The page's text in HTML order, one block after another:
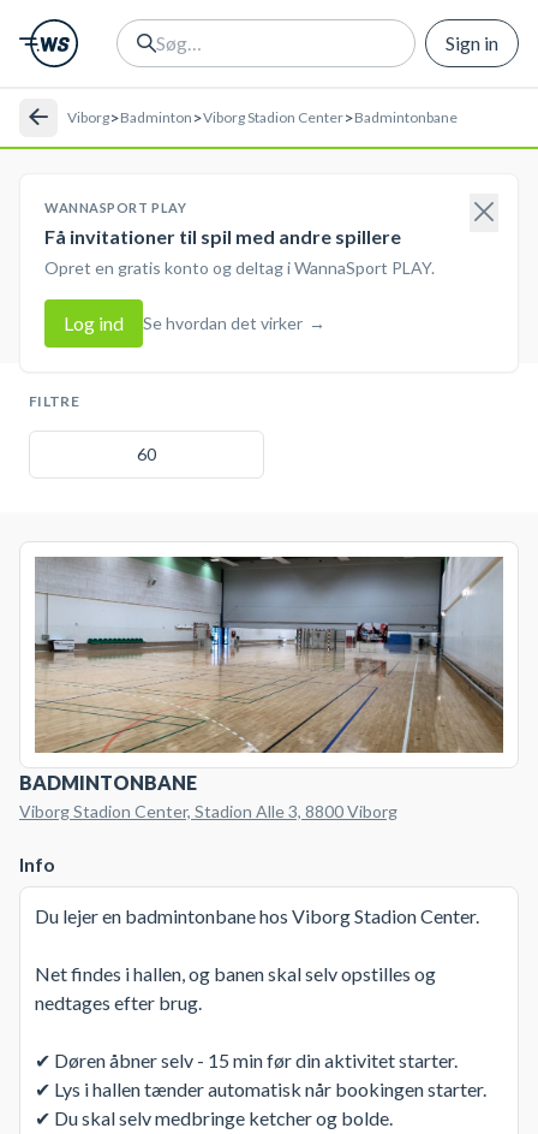
Sign in
Viborg>Badminton >Viborg Stadion Center>Badmintonbane
WANNASPORT PLAY
Få invitationer til spil med andre spillere
Opret en gratis konto og deltag i WannaSport PLAY.
Log ind Se hvordan det virker →
FILTRE
60
BADMINTONBANE
Viborg Stadion Center, Stadion Alle 3, 8800 Viborg
Info
Du lejer en badmintonbane hos Viborg Stadion Center.
Net findes i hallen, og banen skal selv opstilles og
nedtages efter brug.
✔ Døren åbner selv - 15 min før din aktivitet starter.
✔ Lys i hallen tænder automatisk når bookingen starter.
✔ Du skal selv medbringe ketcher og bolde.